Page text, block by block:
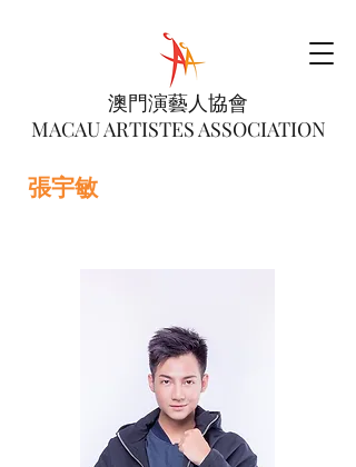
澳門演藝人協會
MACAU ARTISTES ASSOCIATION
張宇敏